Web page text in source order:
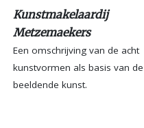
Kunstmakelaardij
Metzemaekers
Een omschrijving van de acht
kunstvormen als basis van de
beeldende kunst.